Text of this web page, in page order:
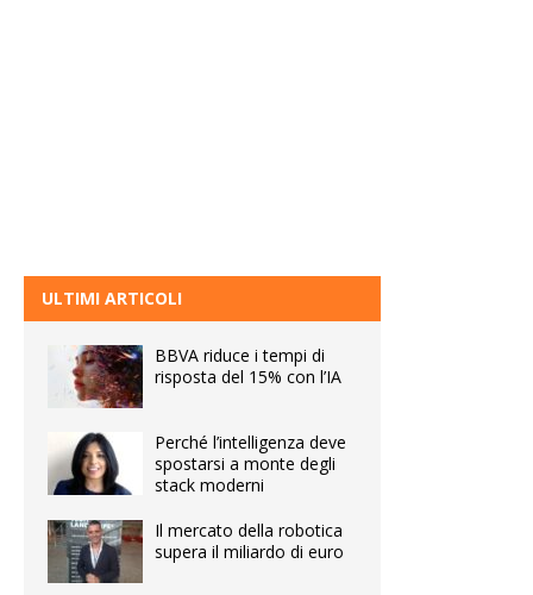
ULTIMI ARTICOLI
BBVA riduce i tempi di
risposta del 15% con l’IA
Perché l’intelligenza deve
spostarsi a monte degli
stack moderni
Il mercato della robotica
supera il miliardo di euro